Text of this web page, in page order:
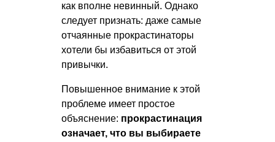
как вполне невинный. Однако
следует признать: даже самые
отчаянные прокрастинаторы
хотели бы избавиться от этой
привычки.
Повышенное внимание к этой
проблеме имеет простое
объяснение: прокрастинация
означает, что вы выбираете